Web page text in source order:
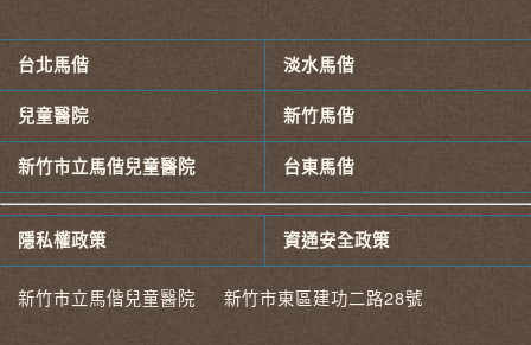
台北馬偕 淡水馬偕
兒童醫院 新竹馬偕
新竹市立馬偕兒童醫院 台東馬偕
隱私權政策 資通安全政策
新竹市立馬偕兒童醫院 新竹市東區建功二路28號